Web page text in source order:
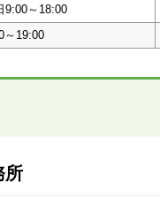
9:00～18:00
～19:00
所